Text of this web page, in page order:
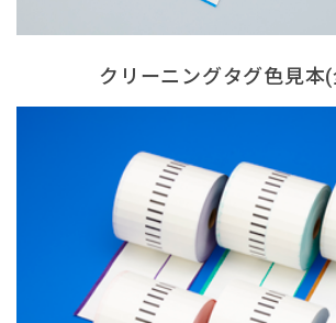
クリーニングタグ色見本